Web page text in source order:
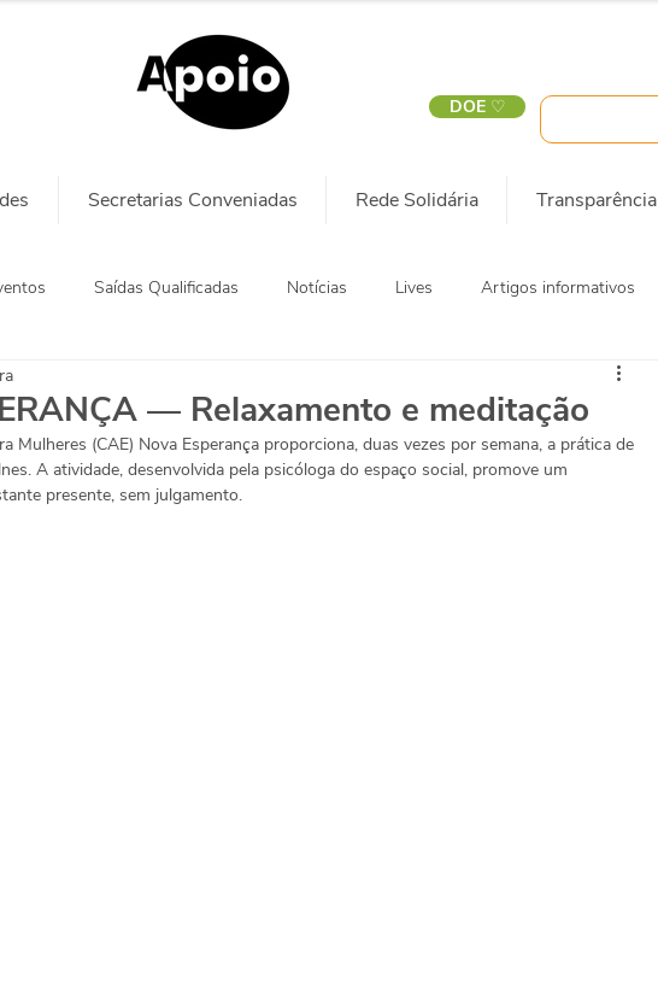
DOE ♡
Secretarias Conveniadas Rede Solidária Transparência
Saídas Qualificadas Notícias Lives Artigos informativos
— Relaxamento e meditação
Mulheres (CAE) Nova Esperança proporciona, duas vezes por semana, a prática de
A atividade, desenvolvida pela psicóloga do espaço social, promove um
presente, sem julgamento.